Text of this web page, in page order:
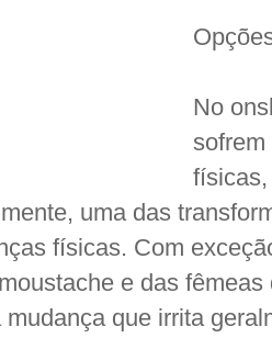
No
sofrem
uma das
físicas. Com
e das
que irrita